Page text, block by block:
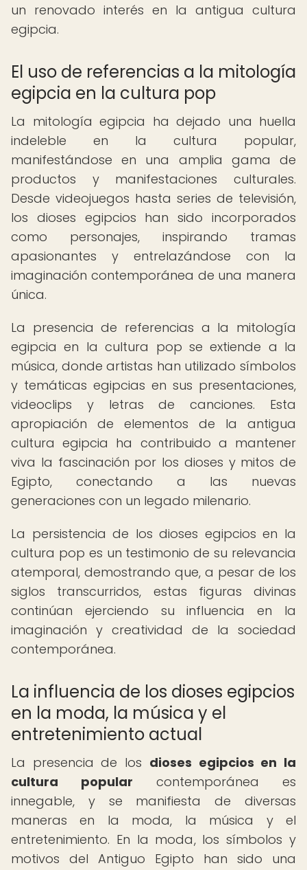
un renovado interés en la antigua cultura
egipcia.
El uso de referencias a la mitología
egipcia en la cultura pop
La mitología egipcia ha dejado una huella
indeleble en la cultura popular,
manifestándose en una amplia gama de
productos y manifestaciones culturales.
Desde videojuegos hasta series de televisión,
los dioses egipcios han sido incorporados
como personajes, inspirando tramas
apasionantes y entrelazándose con la
imaginación contemporánea de una manera
única.
La presencia de referencias a la mitología
egipcia en la cultura pop se extiende a la
música, donde artistas han utilizado símbolos
y temáticas egipcias en sus presentaciones,
videoclips y letras de canciones. Esta
apropiación de elementos de la antigua
cultura egipcia ha contribuido a mantener
viva la fascinación por los dioses y mitos de
Egipto, conectando a las nuevas
generaciones con un legado milenario.
La persistencia de los dioses egipcios en la
cultura pop es un testimonio de su relevancia
atemporal, demostrando que, a pesar de los
siglos transcurridos, estas figuras divinas
continúan ejerciendo su influencia en la
imaginación y creatividad de la sociedad
contemporánea.
La influencia de los dioses egipcios
en la moda, la música y el
entretenimiento actual
La presencia de los dioses egipcios en la
cultura popular contemporánea es
innegable, y se manifiesta de diversas
maneras en la moda, la música y el
entretenimiento. En la moda, los símbolos y
motivos del Antiguo Egipto han sido una